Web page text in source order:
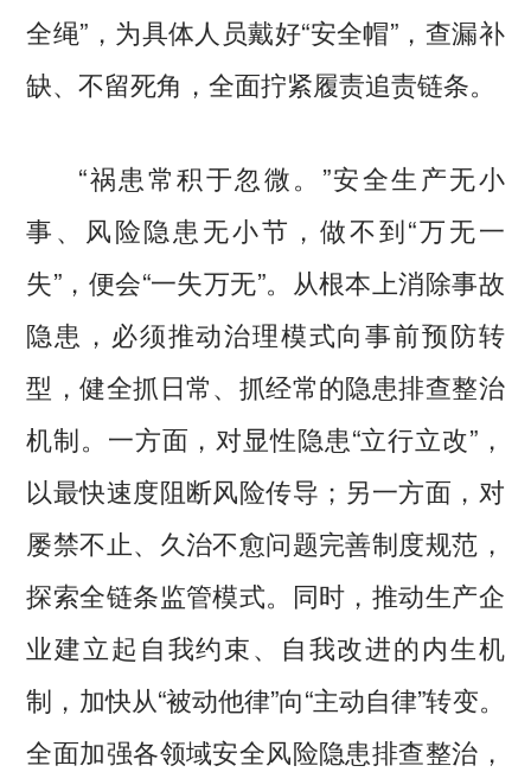
全绳”，为具体人员戴好“安全帽”，查漏补
缺、不留死角，全面拧紧履责追责链条。
“祸患常积于忽微。”安全生产无小
事、风险隐患无小节，做不到“万无一
失”，便会“一失万无”。从根本上消除事故
隐患，必须推动治理模式向事前预防转
型，健全抓日常、抓经常的隐患排查整治
机制。一方面，对显性隐患“立行立改”，
以最快速度阻断风险传导；另一方面，对
屡禁不止、久治不愈问题完善制度规范，
探索全链条监管模式。同时，推动生产企
业建立起自我约束、自我改进的内生机
制，加快从“被动他律”向“主动自律”转变。
全面加强各领域安全风险隐患排查整治，